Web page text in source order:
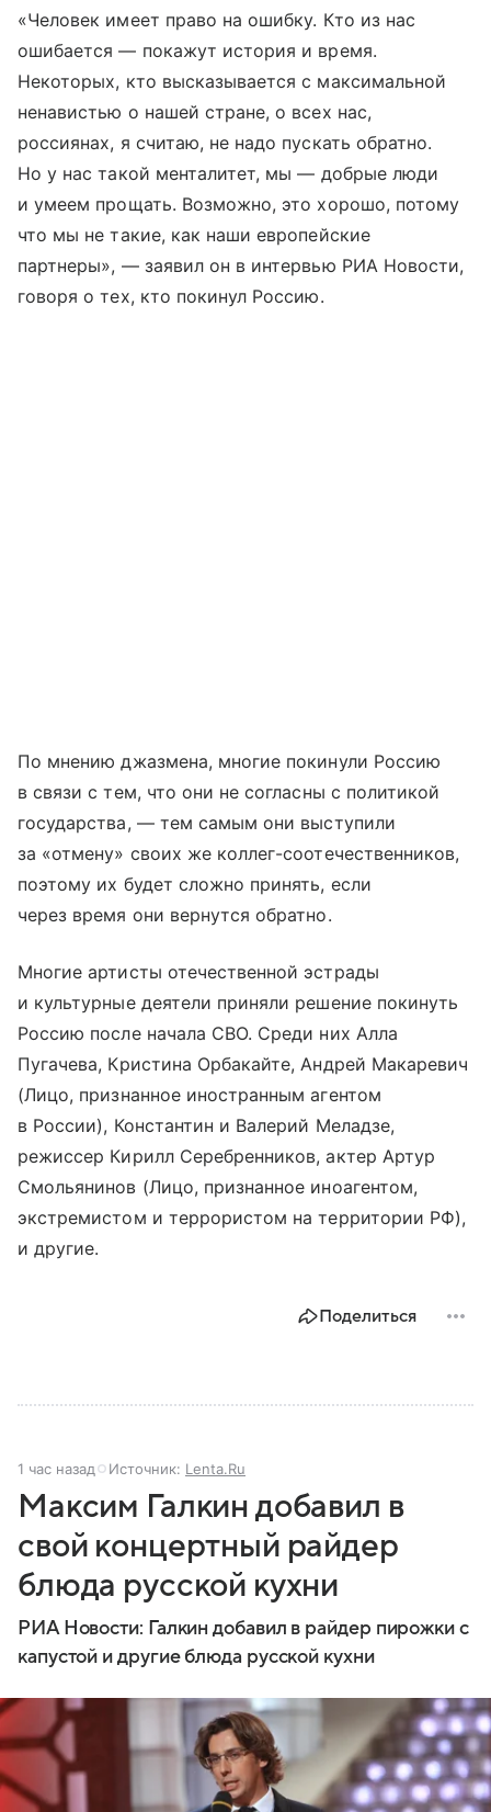
«Человек имеет право на ошибку. Кто из нас
ошибается — покажут история и время.
Некоторых, кто высказывается с максимальной
ненавистью о нашей стране, о всех нас,
россиянах, я считаю, не надо пускать обратно.
Но у нас такой менталитет, мы — добрые люди
и умеем прощать. Возможно, это хорошо, потому
что мы не такие, как наши европейские
партнеры», — заявил он в интервью РИА Новости,
говоря о тех, кто покинул Россию.
По мнению джазмена, многие покинули Россию
в связи с тем, что они не согласны с политикой
государства, — тем самым они выступили
за «отмену» своих же коллег-соотечественников,
поэтому их будет сложно принять, если
через время они вернутся обратно.
Многие артисты отечественной эстрады
и культурные деятели приняли решение покинуть
Россию после начала СВО. Среди них Алла
Пугачева, Кристина Орбакайте, Андрей Макаревич
(Лицо, признанное иностранным агентом
в России), Константин и Валерий Меладзе,
режиссер Кирилл Серебренников, актер Артур
Смольянинов (Лицо, признанное иноагентом,
экстремистом и террористом на территории РФ),
и другие.
Поделиться
1 час назад Источник: Lenta.Ru
Максим Галкин добавил в
свой концертный райдер
блюда русской кухни
РИА Новости: Галкин добавил в райдер пирожки с
капустой и другие блюда русской кухни